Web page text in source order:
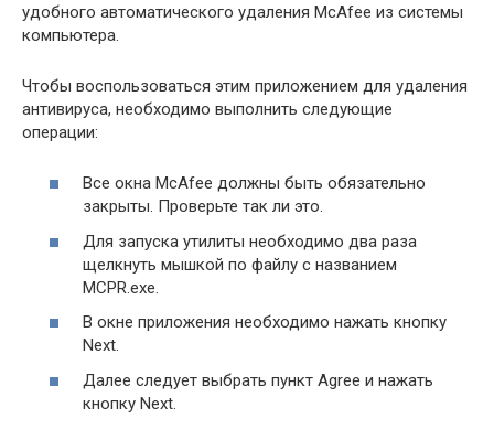
удобного автоматического удаления McAfee из системы
компьютера.
Чтобы воспользоваться этим приложением для удаления
антивируса, необходимо выполнить следующие
операции:
Все окна McAfee должны быть обязательно
закрыты. Проверьте так ли это.
Для запуска утилиты необходимо два раза
щелкнуть мышкой по файлу с названием
MCPR.exe.
В окне приложения необходимо нажать кнопку
Next.
Далее следует выбрать пункт Agree и нажать
кнопку Next.